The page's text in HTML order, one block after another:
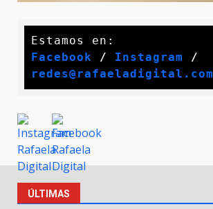
Facebook / Instagram /
redes@rafaeladigital.com
ÚLTIMAS